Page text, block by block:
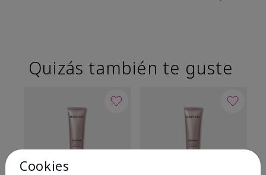
Quizás también te guste
Cookies